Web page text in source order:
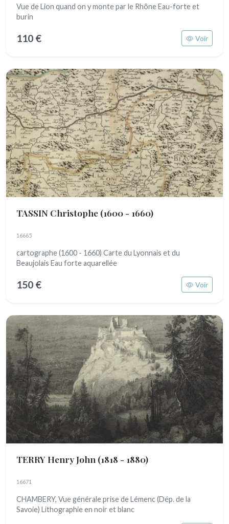
Vue de Lion quand on y monte par le Rhône Eau-forte et
burin
110 € Voir
TASSIN Christophe (1600 - 1660)
16665
cartographe (1600 - 1660) Carte du Lyonnais et du
Beaujolais Eau forte aquarellée
150 € Voir
TERRY Henry John (1818 - 1880)
16671
CHAMBERY, Vue générale prise de Lémenc (Dép. de la
Savoie) Lithographie en noir et blanc